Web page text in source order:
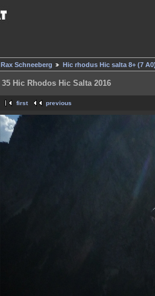
Rax Schneeberg Hic rhodus Hic salta 8+ (7
35 Hic Rhodos Hic Salta 2016
first previous